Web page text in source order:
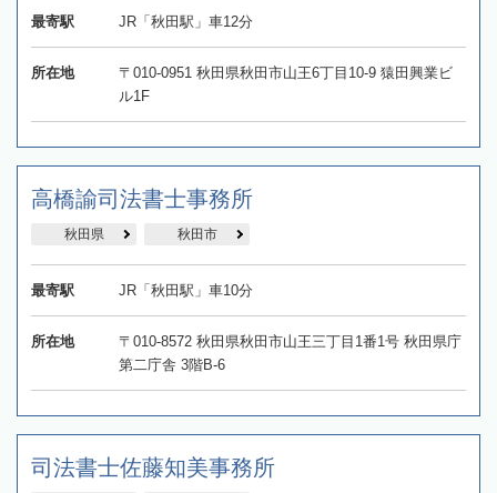
最寄駅 JR「秋田駅」車12分
所在地
〒010-0951 秋田県秋田市山王6丁目10-9 猿田興業ビ
ル1F
高橋諭司法書士事務所
秋田県 秋田市
最寄駅 JR「秋田駅」車10分
所在地
〒010-8572 秋田県秋田市山王三丁目1番1号 秋田県庁
第二庁舎 3階B-6
司法書士佐藤知美事務所